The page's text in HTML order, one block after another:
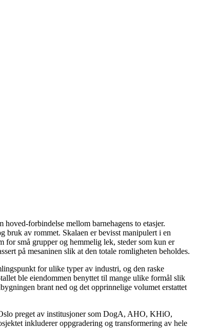
forbindelse mellom barnehagens to etasjer.
bruk av rommet. Skalaen er bevisst manipulert i en
for små grupper og hemmelig lek, steder som kun er
på mesaninen slik at den totale romligheten beholdes.
for ulike typer av industri, og den raske
ble eiendommen benyttet til mange ulike formål slik
brant ned og det opprinnelige volumet erstattet
preget av institusjoner som DogA, AHO, KHiO,
inkluderer oppgradering og transformering av hele